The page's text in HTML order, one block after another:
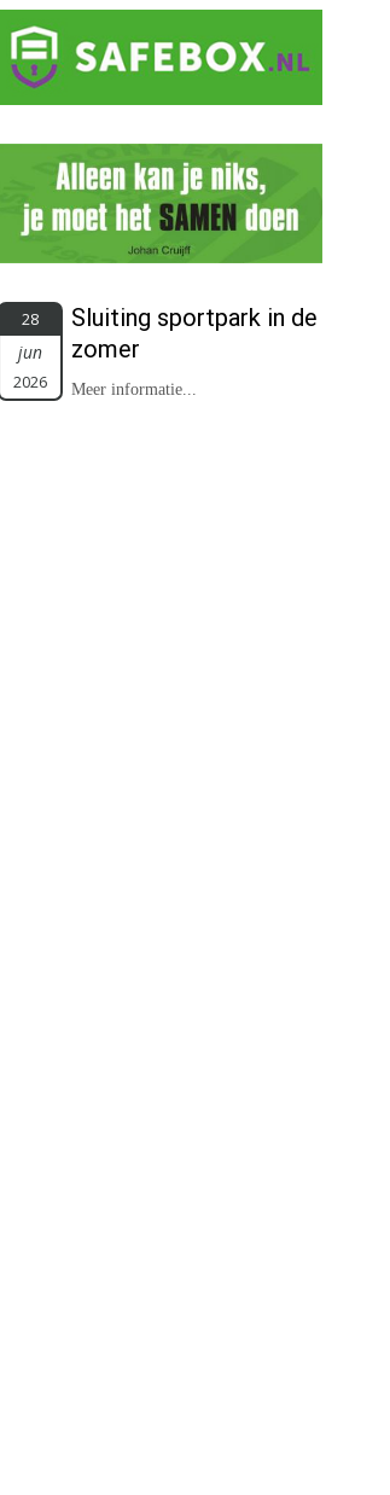
28
jun
2026
Sluiting sportpark in de
zomer
Meer informatie...